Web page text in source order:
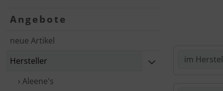
Springe zum Button für Einstellungen
Springe zu den allgemeinen Informationen
Angebote
neue Artikel
Hersteller
› Aleene's